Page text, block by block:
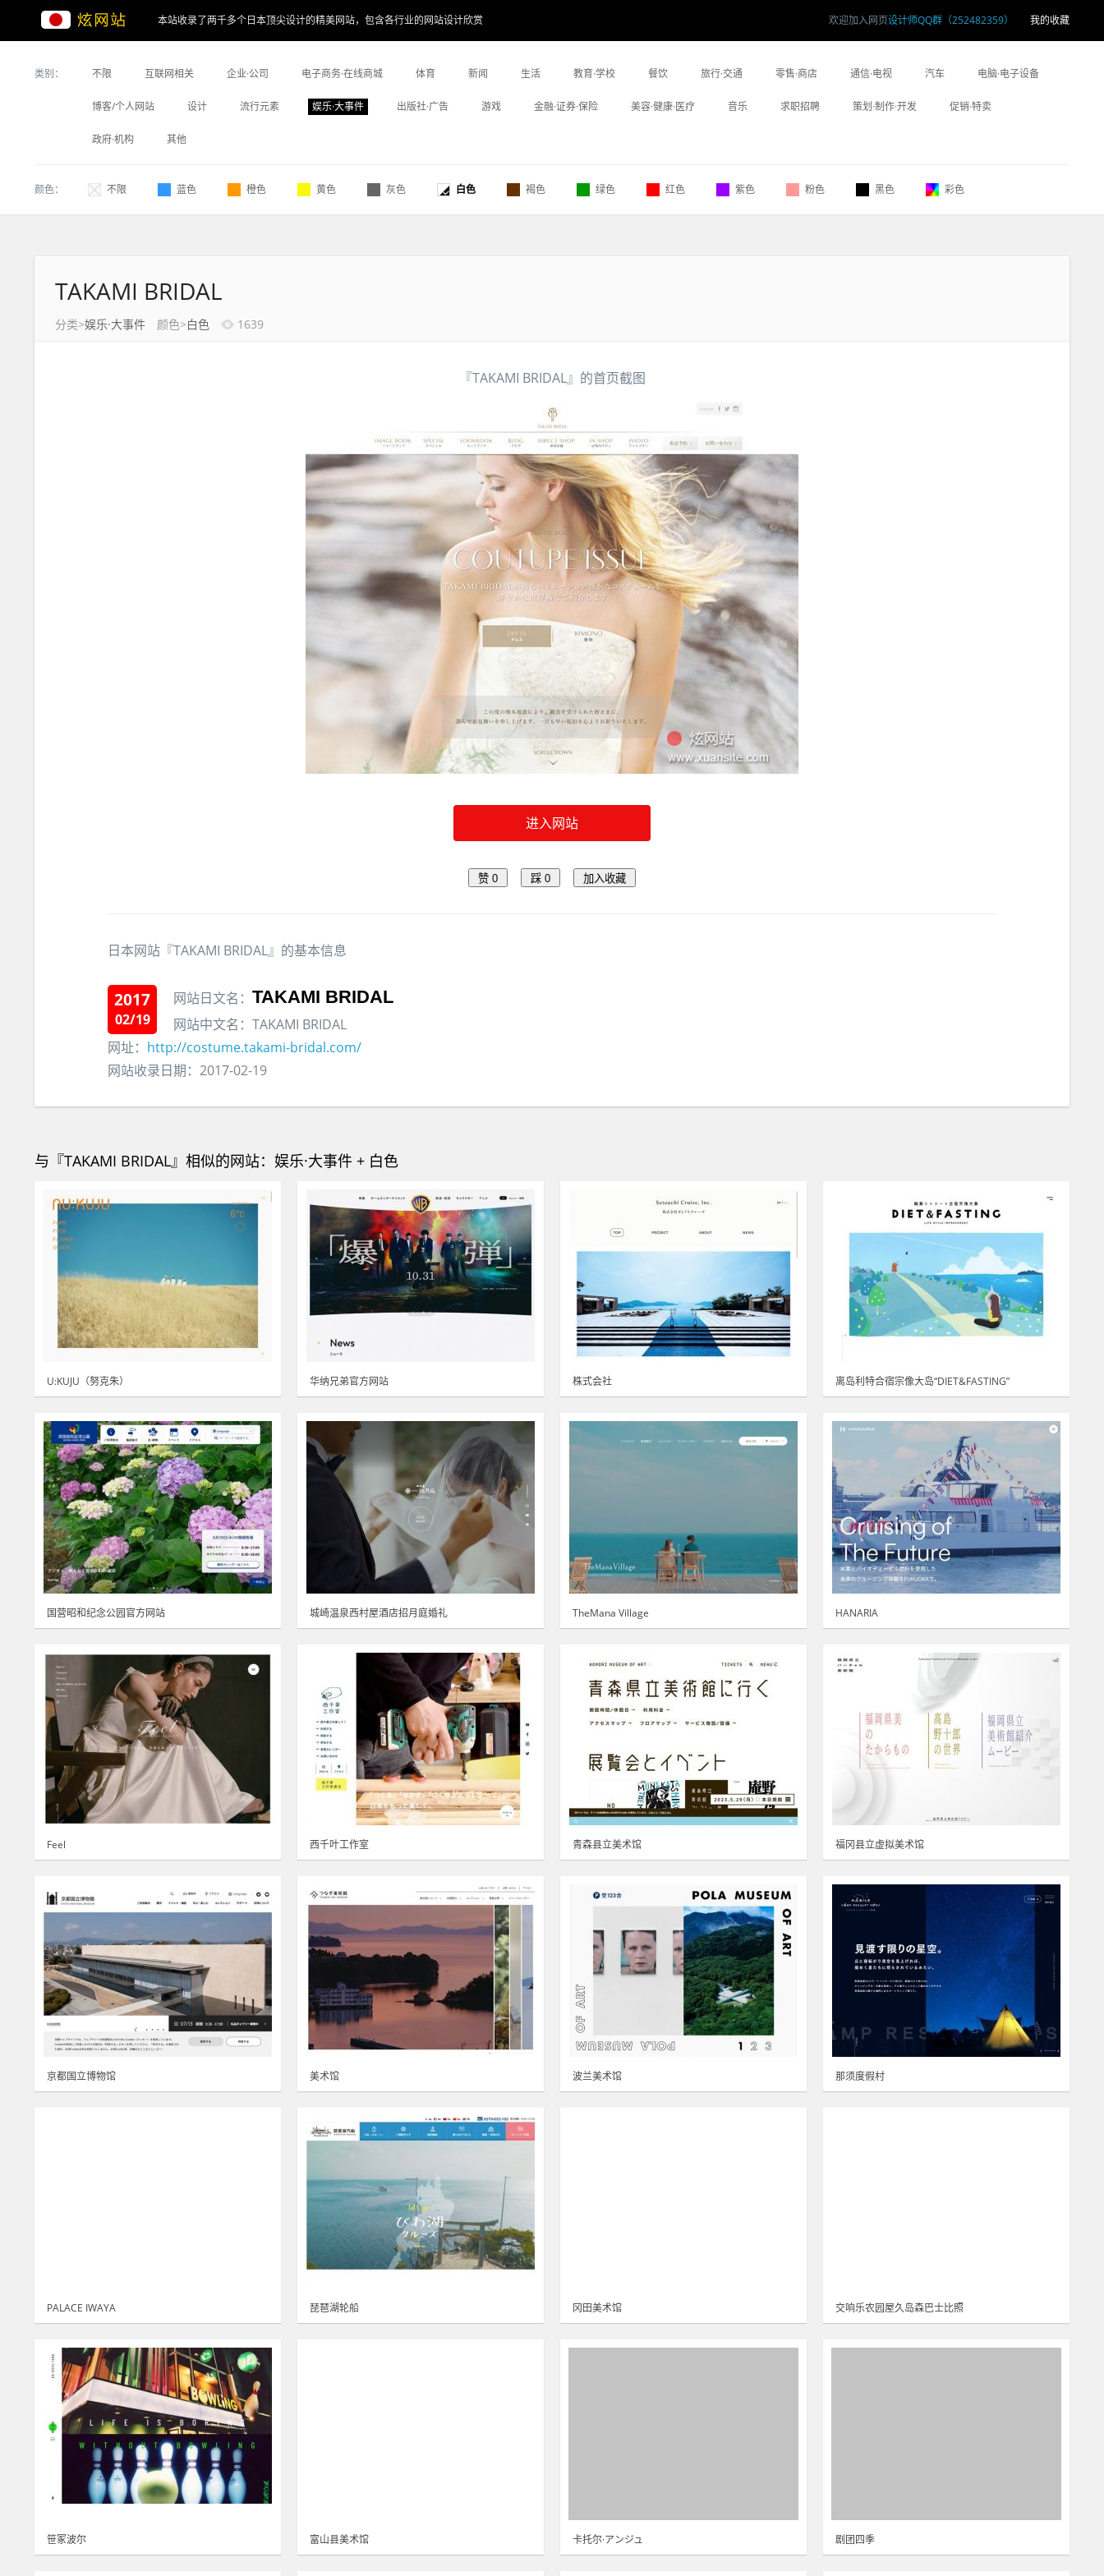
本站收录了两千多个日本顶尖设计的精美网站，包含各行业的网站设计欣赏 我的收藏
欢迎加入网页设计师QQ群（252482359）
类别： 不限 互联网相关 企业·公司 电子商务·在线商城 体育 新闻 生活 教育·学校 餐饮 旅行·交通 零售·商店 通信·电视 汽车 电脑·电子设备
博客/个人网站 设计 流行元素 娱乐·大事件 出版社·广告 游戏 金融·证券·保险 美容·健康·医疗 音乐 求职招聘 策划·制作·开发 促销·特卖
政府·机构 其他
颜色： 不限 蓝色 橙色 黄色 灰色 白色 褐色 绿色 红色 紫色 粉色 黑色 彩色
TAKAMI BRIDAL
分类>娱乐·大事件 颜色>白色 1639
『TAKAMI BRIDAL』的首页截图
进入网站
赞 0 踩 0 加入收藏
日本网站『TAKAMI BRIDAL』的基本信息
2017
02/19
网站日文名：TAKAMI BRIDAL
网站中文名：TAKAMI BRIDAL
网址： http://costume.takami-bridal.com/
网站收录日期：2017-02-19
与『TAKAMI BRIDAL』相似的网站：娱乐·大事件 + 白色
U:KUJU（努克朱） 华纳兄弟官方网站 株式会社 离岛利特合宿宗像大岛“DIET&FASTING”
国营昭和纪念公园官方网站 城崎温泉西村屋酒店招月庭婚礼 TheMana Village HANARIA
Feel 西千叶工作室 青森县立美术馆 福冈县立虚拟美术馆
京都国立博物馆 美术馆 波兰美术馆 那须度假村
PALACE IWAYA 琵琶湖轮船 冈田美术馆 交响乐农园屋久岛森巴士比照
笹冢波尔 富山县美术馆 卡托尔·アンジュ 剧团四季